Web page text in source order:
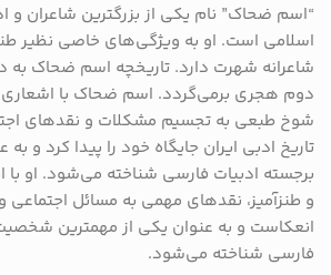
“اسم ضحاک” نام یکی از بزرگترین شاعران و
اسلامی است. او به ویژگی‌های خاصی نظیر
شاعرانه شهرت دارد. تاریخچه اسم ضحاک به
دوم هجری برمی‌گردد. اسم ضحاک با اشعاری
شوخ‌ طبعی به تجسیم مشکلات و نقدهای
تاریخ ادبی ایران جایگاه خود را پیدا کرد و
برجسته ادبیات فارسی شناخته می‌شود. او
و طنزآمیز، نقدهای مهمی به مسائل
انعکاست و به عنوان یکی از مهمترین
فارسی شناخته می‌شود.